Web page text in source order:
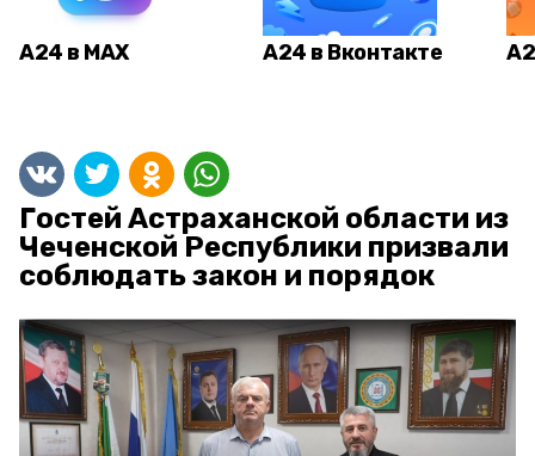
А24 в MAX А24 в Вконтакте
Гостей Астраханской области из
Чеченской Республики призвали
соблюдать закон и порядок